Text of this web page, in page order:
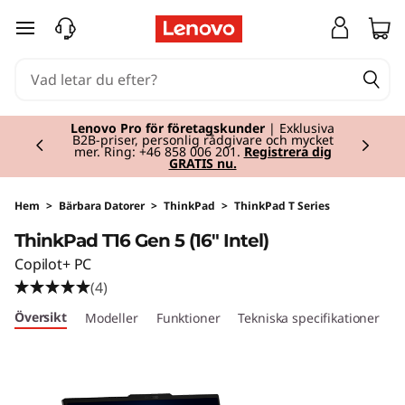
T
k
P
a
d
T
hoppa vidare till huvudinnehållet
Lenovo Pro för företagskunder | Exklusiva
B2B-priser, personlig rådgivare och mycket
mer. Ring: +46 858 006 201. Registrera dig
GRATIS nu.
Currently displaying item 2 of 2
Hem > Bärbara Datorer > ThinkPad > ThinkPad T Series
ThinkPad T16 Gen 5 (16" Intel)
Copilot+ PC
(4)
Översikt Modeller Funktioner Tekniska specifikationer